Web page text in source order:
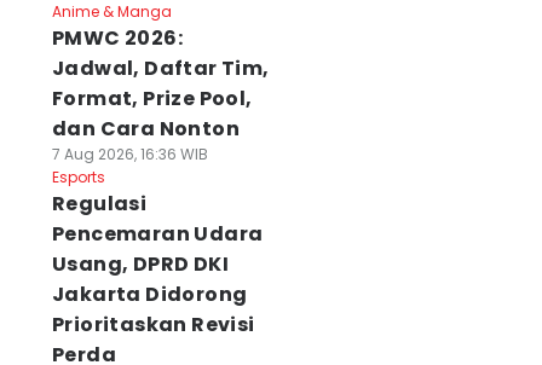
Anime & Manga
PMWC 2026:
Jadwal, Daftar Tim,
Format, Prize Pool,
dan Cara Nonton
7 Aug 2026, 16:36 WIB
Esports
Regulasi
Pencemaran Udara
Usang, DPRD DKI
Jakarta Didorong
Prioritaskan Revisi
Perda